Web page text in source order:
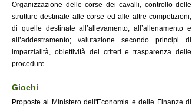
Organizzazione delle corse dei cavalli, controllo delle
strutture destinate alle corse ed alle altre competizioni,
di quelle destinate all’allevamento, all’allenamento e
all’addestramento; valutazione secondo principi di
imparzialità, obiettività dei criteri e trasparenza delle
procedure.
Giochi
Proposte al Ministero dell'Economia e delle Finanze di